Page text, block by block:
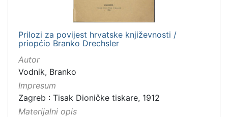
Prilozi za povijest hrvatske književnosti /
priopćio Branko Drechsler
Autor
Vodnik, Branko
Impresum
Zagreb : Tisak Dioničke tiskare, 1912
Materijalni opis